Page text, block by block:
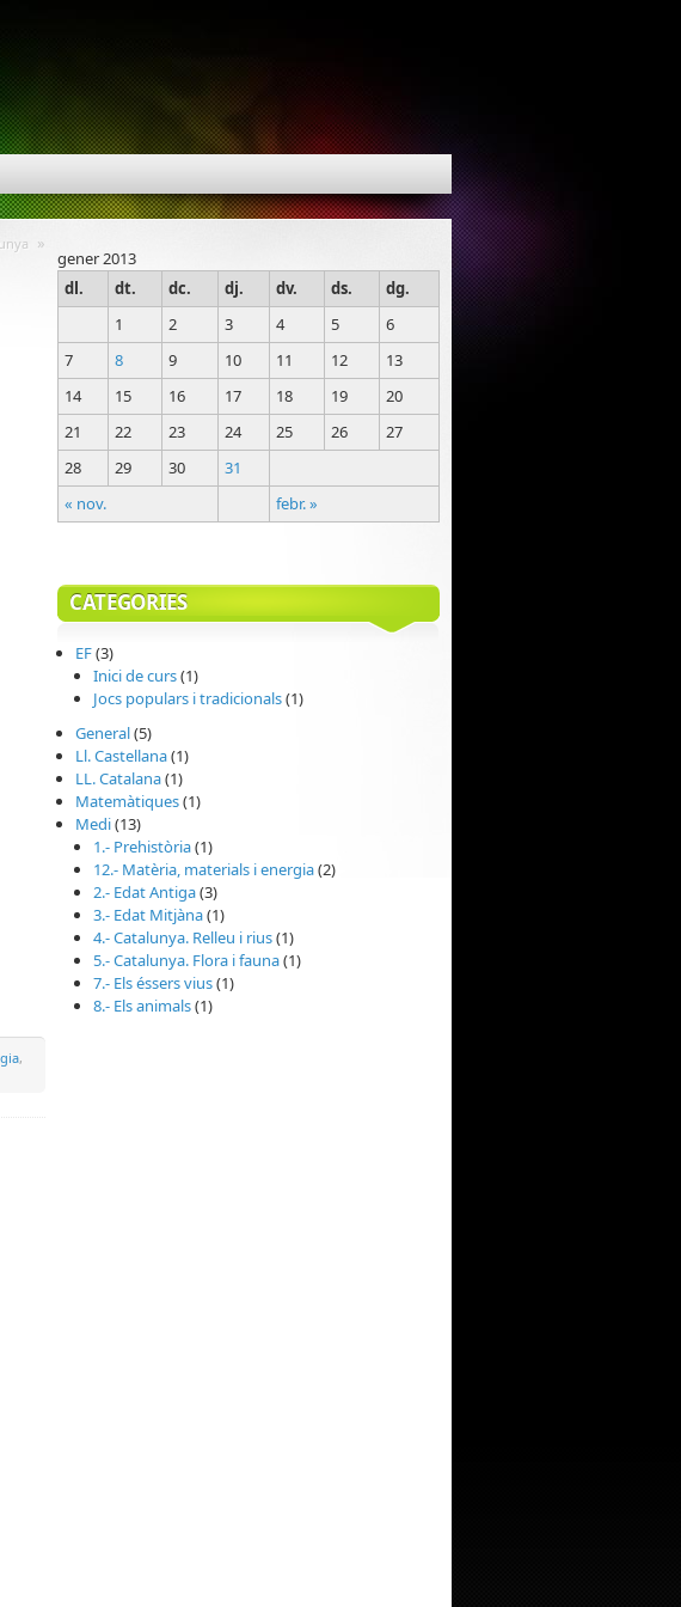
»
,
gener 2013
dl.
dt. dc. dj. dv. ds. dg.
« nov. febr. »
1 2 3 4 5
6
7
8 9 10 11 12
13
14
15 16 17 18 19
20
21
22 23 24 25 26
27
28
29 30 31
CATEGORIES
EF(3)
Inici de curs(1)
Jocs populars i tradicionals(1)
General(5)
Ll. Castellana(1)
LL. Catalana(1)
Matemàtiques(1)
Medi(13)
1.- Prehistòria(1)
12.- Matèria, materials i energia(2)
2.- Edat Antiga(3)
3.- Edat Mitjàna(1)
4.- Catalunya. Relleu i rius(1)
5.- Catalunya. Flora i fauna(1)
7.- Els éssers vius(1)
8.- Els animals(1)